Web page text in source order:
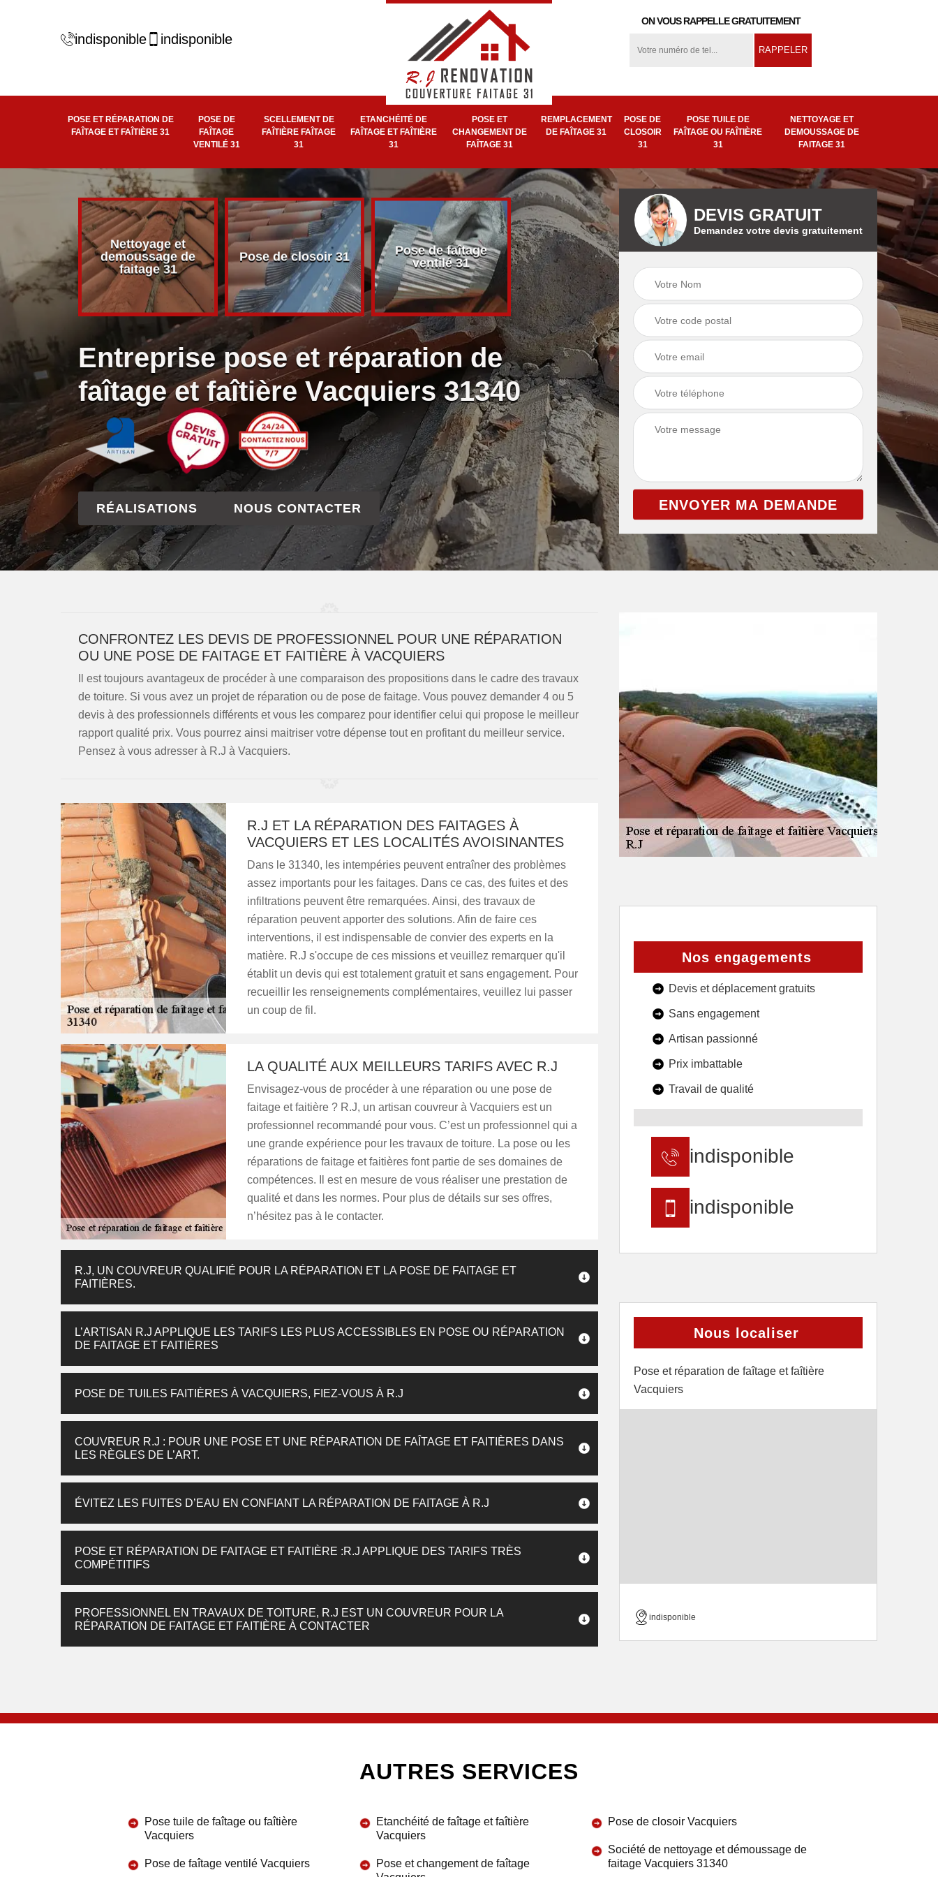
indisponible indisponible
ON VOUS RAPPELLE GRATUITEMENT
POSE ET RÉPARATION DE
FAÎTAGE ET FAÎTIÈRE 31
POSE DE
FAÎTAGE
VENTILÉ 31
SCELLEMENT DE
FAÎTIÈRE FAÎTAGE
31
ETANCHÉITÉ DE
FAÎTAGE ET FAÎTIÈRE
31
POSE ET
CHANGEMENT DE
FAÎTAGE 31
REMPLACEMENT
DE FAÎTAGE 31
POSE DE
CLOSOIR
31
POSE TUILE DE
FAÎTAGE OU FAÎTIÈRE
31
NETTOYAGE ET
DEMOUSSAGE DE
FAITAGE 31
31
Nettoyage et
demoussage de
faitage 31
Pose de closoir 31
Pose de faîtage
ventilé 31
Pose et réparation
de faîtage et faîtière
31
faîtage ou faîtière
31
Remplacement de
faîtage 31
Entreprise pose et réparation de
faîtage et faîtière Vacquiers 31340
RÉALISATIONS NOUS CONTACTER
DEVIS GRATUIT
Demandez votre devis gratuitement
CONFRONTEZ LES DEVIS DE PROFESSIONNEL POUR UNE RÉPARATION
OU UNE POSE DE FAITAGE ET FAITIÈRE À VACQUIERS
Il est toujours avantageux de procéder à une comparaison des propositions dans le cadre des travaux
de toiture. Si vous avez un projet de réparation ou de pose de faitage. Vous pouvez demander 4 ou 5
devis à des professionnels différents et vous les comparez pour identifier celui qui propose le meilleur
rapport qualité prix. Vous pourrez ainsi maitriser votre dépense tout en profitant du meilleur service.
Pensez à vous adresser à R.J à Vacquiers.
R.J ET LA RÉPARATION DES FAITAGES À
VACQUIERS ET LES LOCALITÉS AVOISINANTES
Dans le 31340, les intempéries peuvent entraîner des problèmes
assez importants pour les faitages. Dans ce cas, des fuites et des
infiltrations peuvent être remarquées. Ainsi, des travaux de
réparation peuvent apporter des solutions. Afin de faire ces
interventions, il est indispensable de convier des experts en la
matière. R.J s'occupe de ces missions et veuillez remarquer qu'il
établit un devis qui est totalement gratuit et sans engagement. Pour
recueillir les renseignements complémentaires, veuillez lui passer
un coup de fil.
LA QUALITÉ AUX MEILLEURS TARIFS AVEC R.J
Envisagez-vous de procéder à une réparation ou une pose de
faitage et faitière ? R.J, un artisan couvreur à Vacquiers est un
professionnel recommandé pour vous. C’est un professionnel qui a
une grande expérience pour les travaux de toiture. La pose ou les
réparations de faitage et faitières font partie de ses domaines de
compétences. Il est en mesure de vous réaliser une prestation de
qualité et dans les normes. Pour plus de détails sur ses offres,
n’hésitez pas à le contacter.
R.J, UN COUVREUR QUALIFIÉ POUR LA RÉPARATION ET LA POSE DE FAITAGE ET
FAITIÈRES.
L’ARTISAN R.J APPLIQUE LES TARIFS LES PLUS ACCESSIBLES EN POSE OU RÉPARATION
DE FAITAGE ET FAITIÈRES
POSE DE TUILES FAITIÈRES À VACQUIERS, FIEZ-VOUS À R.J
COUVREUR R.J : POUR UNE POSE ET UNE RÉPARATION DE FAÎTAGE ET FAITIÈRES DANS
LES RÈGLES DE L’ART.
ÉVITEZ LES FUITES D’EAU EN CONFIANT LA RÉPARATION DE FAITAGE À R.J
POSE ET RÉPARATION DE FAITAGE ET FAITIÈRE :R.J APPLIQUE DES TARIFS TRÈS
COMPÉTITIFS
PROFESSIONNEL EN TRAVAUX DE TOITURE, R.J EST UN COUVREUR POUR LA
RÉPARATION DE FAITAGE ET FAITIÈRE À CONTACTER
Nos engagements
Devis et déplacement gratuits
Sans engagement
Artisan passionné
Prix imbattable
Travail de qualité
indisponible
indisponible
Nous localiser
Pose et réparation de faîtage et faîtière
Vacquiers
indisponible
AUTRES SERVICES
Pose tuile de faîtage ou faîtière
Vacquiers
Pose de faîtage ventilé Vacquiers
Etanchéité de faîtage et faîtière
Vacquiers
Pose et changement de faîtage
Pose de closoir Vacquiers
Société de nettoyage et démoussage de
faitage Vacquiers 31340